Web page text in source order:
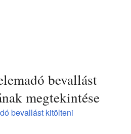
bevallást
megtekintése
bevallást kitölteni